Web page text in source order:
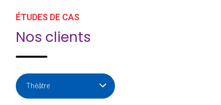
ÉTUDES DE CAS
Nos clients